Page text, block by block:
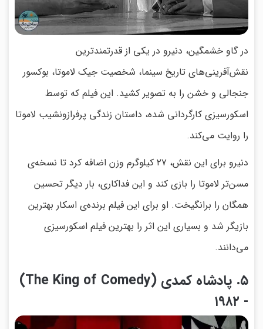
در گاو خشمگین، دنیرو در یکی از قدرتمندترین
نقش‌آفرینی‌های تاریخ سینما، شخصیت جیک لاموتا، بوکسور
جنجالی و خشن را به تصویر کشید. این فیلم که توسط
اسکورسیزی کارگردانی شده، داستان زندگی پرفرازونشیب لاموتا
را روایت می‌کند.
دنیرو برای این نقش، ۲۷ کیلوگرم وزن اضافه کرد تا نسخه‌ی
مسن‌تر لاموتا را بازی کند و این فداکاری، بار دیگر تحسین
همگان را برانگیخت. او برای این فیلم برنده‌ی اسکار بهترین
بازیگر شد و بسیاری این اثر را بهترین فیلم اسکورسیزی
می‌دانند.
۵. پادشاه کمدی (The King of Comedy)
- ۱۹۸۲